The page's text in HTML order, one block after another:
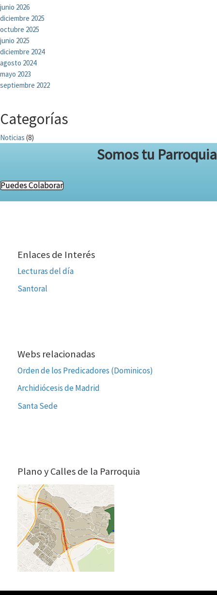
junio 2026
diciembre 2025
octubre 2025
junio 2025
diciembre 2024
agosto 2024
mayo 2023
septiembre 2022
Categorías
Noticias (8)
Somos tu Parroquia
Puedes Colaborar
Enlaces de Interés
Lecturas del día
Santoral
Webs relacionadas
Orden de los Predicadores (Dominicos)
Archidiócesis de Madrid
Santa Sede
Plano y Calles de la Parroquia